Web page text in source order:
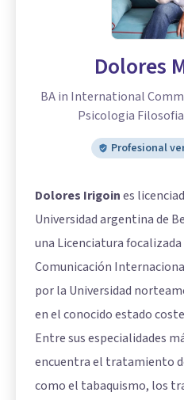
Dolores
BA in International
Psicologia
Profesional
Dolores Irigoines
Universidad argentina de
una Licenciatura
Comunicación
por la Universidad
en el conocido estado
Entre sus especialidades
encuentra el tratamiento
como el tabaquismo, los